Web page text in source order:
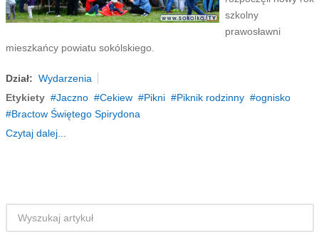
szkolny
prawosławni
mieszkańcy powiatu sokólskiego.
Dział: Wydarzenia
Etykiety
Jaczno Cekiew Pikni Piknik rodzinny
ognisko
Bractow Świętego Spirydona
Czytaj dalej...